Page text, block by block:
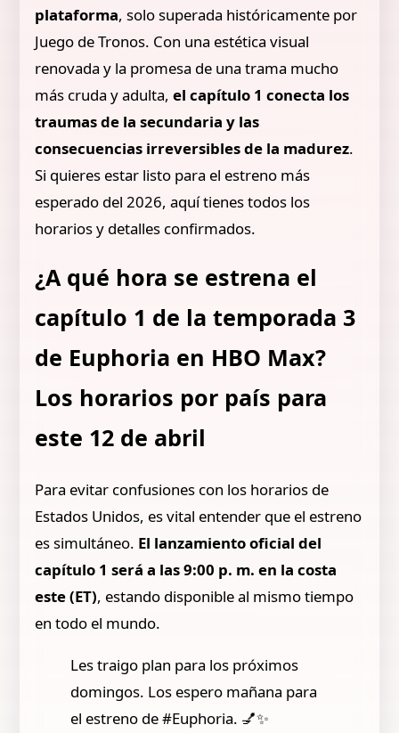
plataforma, solo superada históricamente por
Juego de Tronos. Con una estética visual
renovada y la promesa de una trama mucho
más cruda y adulta,el capítulo 1 conecta los
traumas de la secundaria y las
consecuencias irreversibles de la madurez.
Si quieres estar listo para el estreno más
esperado del 2026, aquí tienes todos los
horarios y detalles confirmados.
¿A qué hora se estrena el
capítulo 1 de la temporada 3
de Euphoria en HBO Max?
Los horarios por país para
este 12 de abril
Para evitar confusiones con los horarios de
Estados Unidos, es vital entender que el estreno
es simultáneo. El lanzamiento oficial del
capítulo 1 será a las 9:00 p. m. en la costa
este (ET), estando disponible al mismo tiempo
en todo el mundo.
Les traigo plan para los próximos
domingos. Los espero mañana para
el estreno de #Euphoria. 💅✨